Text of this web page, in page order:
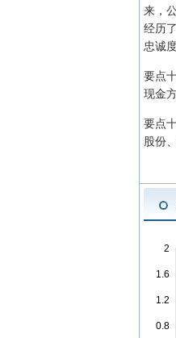
来，
经历
忠诚
要点
现金
要点
股份